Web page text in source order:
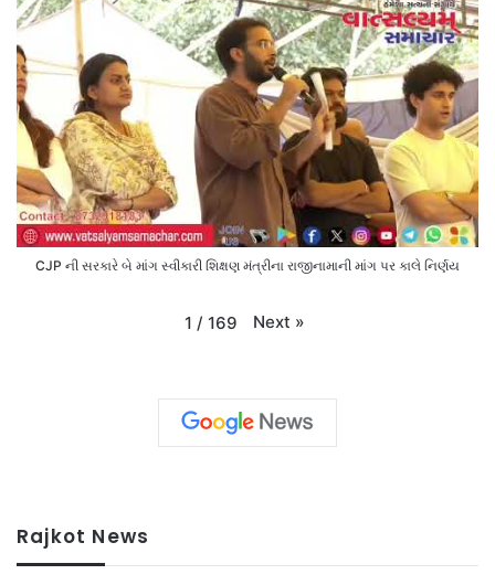
CJP ની સરકારે બે માંગ સ્વીકારી શિક્ષણ મંત્રીના રાજીનામાની માંગ પર કાલે નિર્ણય
1 / 169 Next »
Rajkot News